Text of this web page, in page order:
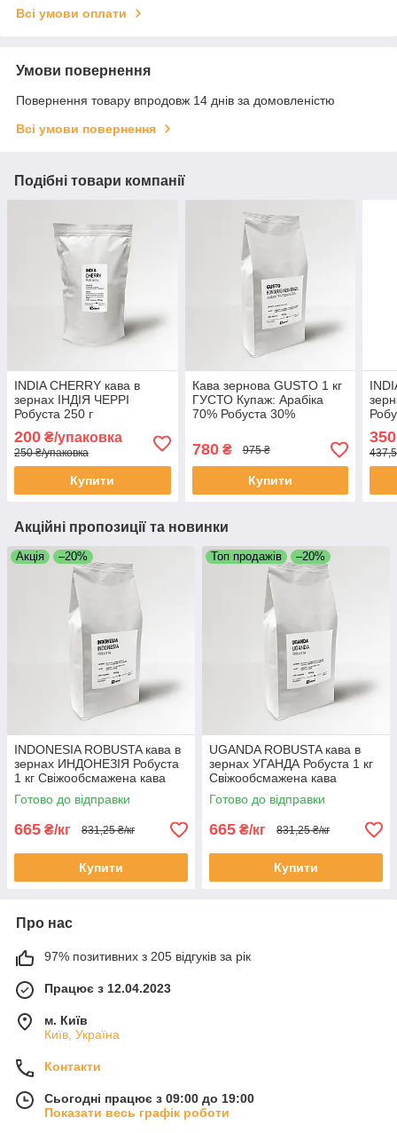
Всі умови оплати
Умови повернення
Повернення товару впродовж 14 днів за домовленістю
Всі умови повернення
Подібні товари компанії
INDIA CHERRY кава в
зернах ІНДІЯ ЧЕРРІ
Робуста 250 г
Свіжообсмажена кава
зернова Моносорт
200 ₴/упаковка
250 ₴/упаковка
Купити
Кава зернова GUSTO 1 кг
ГУСТО Купаж: Арабіка
70% Робуста 30%
зернах
780₴ 975 ₴
Купити
350
Акційні пропозиції та новинки
Акція –20%
INDONESIA ROBUSTA кава в
зернах ИНДОНЕЗІЯ Робуста
1 кг Свіжообсмажена кава
Моносорт
Готово до відправки
665 ₴/кг 831,25 ₴/кг
Купити
Топ продажів –20%
UGANDA ROBUSTA кава в
зернах УГАНДА Робуста 1 кг
Свіжообсмажена кава
Моносорт
Готово до відправки
665 ₴/кг 831,25 ₴/кг
Купити
Про нас
97% позитивних з 205 відгуків за рік
Працює з 12.04.2023
м. Київ
Київ, Україна
Контакти
Сьогодні працює з 09:00 до 19:00
Показати весь графік роботи